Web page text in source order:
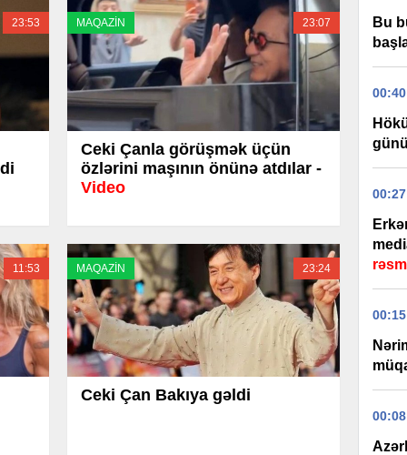
23:53 MAQAZİN 23:07
Ceki Çanla görüşmək üçün
özlərini maşının önünə atdılar -
Video
11:53 MAQAZİN 23:24
Ceki Çan Bakıya gəldi
Bu